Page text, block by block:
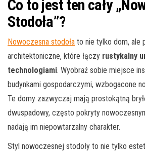
Co to jest ten cały
Stodoła”?
Nowoczesna stodoła to nie tylko dom, ale
architektoniczne, które łączy rustykalny
technologiami. Wyobraź sobie miejsce
budynkami gospodarczymi, wzbogacone
Te domy zazwyczaj mają prostokątną
dwuspadowy, często pokryty
nadają im niepowtarzalny charakter.
Styl nowoczesnej stodoły to nie tylko